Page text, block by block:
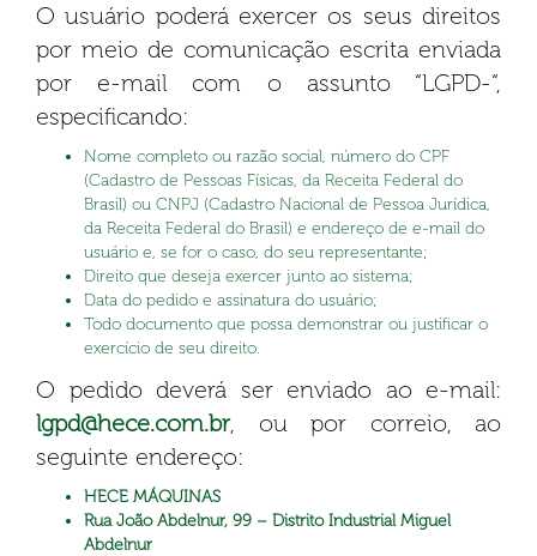
O usuário poderá exercer os seus direitos
por meio de comunicação escrita enviada
por e-mail com o assunto “LGPD-“,
especificando:
Nome completo ou razão social, número do CPF
(Cadastro de Pessoas Físicas, da Receita Federal do
Brasil) ou CNPJ (Cadastro Nacional de Pessoa Jurídica,
da Receita Federal do Brasil) e endereço de e-mail do
usuário e, se for o caso, do seu representante;
Direito que deseja exercer junto ao sistema;
Data do pedido e assinatura do usuário;
Todo documento que possa demonstrar ou justificar o
exercício de seu direito.
O pedido deverá ser enviado ao e-mail:
lgpd@hece.com.br, ou por correio, ao
seguinte endereço:
HECE MÁQUINAS
Rua João Abdelnur, 99 – Distrito Industrial Miguel
Abdelnur